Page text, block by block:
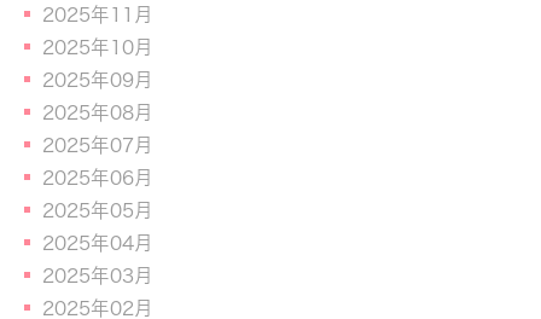
2025年11月
2025年10月
2025年09月
2025年08月
2025年07月
2025年06月
2025年05月
2025年04月
2025年03月
2025年02月